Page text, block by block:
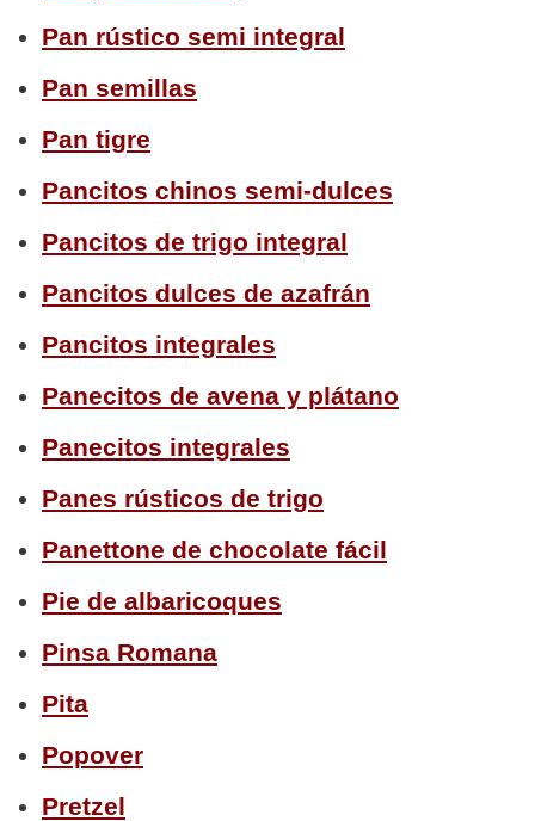
Pan rústico semi integral
Pan semillas
Pan tigre
Pancitos chinos semi-dulces
Pancitos de trigo integral
Pancitos dulces de azafrán
Pancitos integrales
Panecitos de avena y plátano
Panecitos integrales
Panes rústicos de trigo
Panettone de chocolate fácil
Pie de albaricoques
Pinsa Romana
Pita
Popover
Pretzel